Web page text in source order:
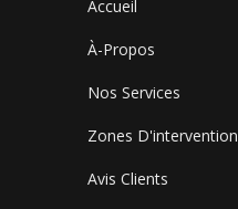
Accueil
À-Propos
Nos Services
Zones D'intervention
Avis Clients